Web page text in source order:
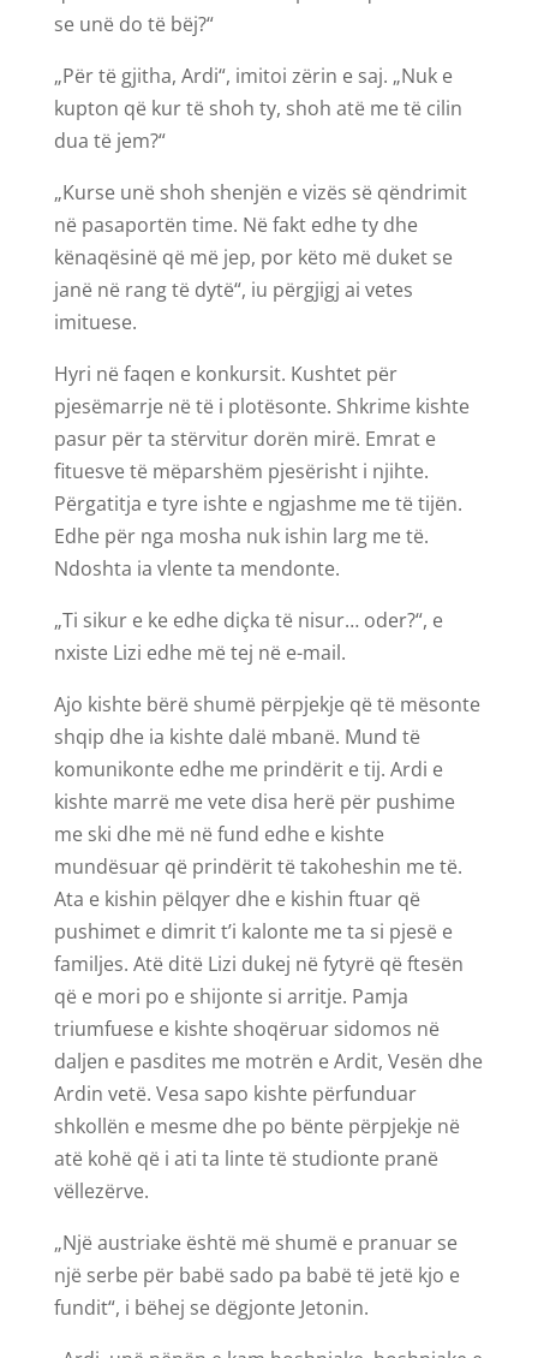
se unë do të bëj?“
„Për të gjitha, Ardi“, imitoi zërin e saj. „Nuk e
kupton që kur të shoh ty, shoh atë me të cilin
dua të jem?“
„Kurse unë shoh shenjën e vizës së qëndrimit
në pasaportën time. Në fakt edhe ty dhe
kënaqësinë që më jep, por këto më duket se
janë në rang të dytë“, iu përgjigj ai vetes
imituese.
Hyri në faqen e konkursit. Kushtet për
pjesëmarrje në të i plotësonte. Shkrime kishte
pasur për ta stërvitur dorën mirë. Emrat e
fituesve të mëparshëm pjesërisht i njihte.
Përgatitja e tyre ishte e ngjashme me të tijën.
Edhe për nga mosha nuk ishin larg me të.
Ndoshta ia vlente ta mendonte.
„Ti sikur e ke edhe diçka të nisur… oder?“, e
nxiste Lizi edhe më tej në e-mail.
Ajo kishte bërë shumë përpjekje që të mësonte
shqip dhe ia kishte dalë mbanë. Mund të
komunikonte edhe me prindërit e tij. Ardi e
kishte marrë me vete disa herë për pushime
me ski dhe më në fund edhe e kishte
mundësuar që prindërit të takoheshin me të.
Ata e kishin pëlqyer dhe e kishin ftuar që
pushimet e dimrit t’i kalonte me ta si pjesë e
familjes. Atë ditë Lizi dukej në fytyrë që ftesën
që e mori po e shijonte si arritje. Pamja
triumfuese e kishte shoqëruar sidomos në
daljen e pasdites me motrën e Ardit, Vesën dhe
Ardin vetë. Vesa sapo kishte përfunduar
shkollën e mesme dhe po bënte përpjekje në
atë kohë që i ati ta linte të studionte pranë
vëllezërve.
„Një austriake është më shumë e pranuar se
një serbe për babë sado pa babë të jetë kjo e
fundit“, i bëhej se dëgjonte Jetonin.